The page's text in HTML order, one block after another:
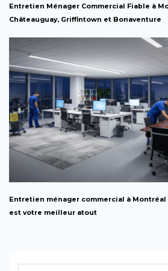
Entretien Ménager Commercial Fiable à
Châteauguay, Griffintown et Bonaventure
Entretien ménager commercial à Montréal
est votre meilleur atout